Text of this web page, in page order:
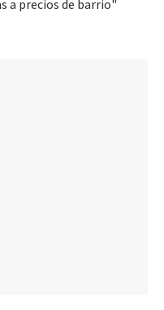
a precios de barrio"